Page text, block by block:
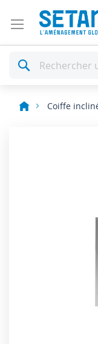
Rechercher
Coiffe